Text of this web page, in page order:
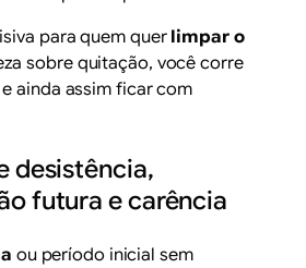
para quem quer limpar o
sobre quitação, você corre
ainda assim ficar com
desistência,
futura e carência
ou período inicial sem